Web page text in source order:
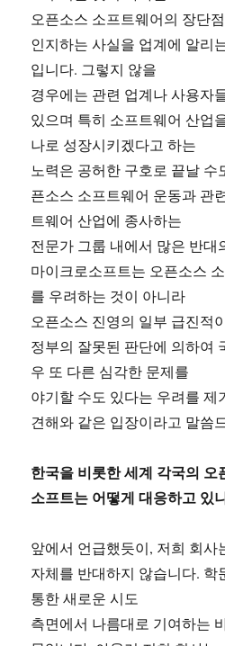
오픈소스 소프트웨어의 장단
인지하는 사실을 업계에 알리
입니다. 그렇지 않을
경우에는 관련 업계나 사용자
있으며 특히 소프트웨어 산업
나로 성장시키겠다고 하는
노력은 공허한 구호로 끝날 수
픈소스 소프트웨어 운동과 관
트웨어 산업에 종사하는
전문가 그룹 내에서 많은 반대
마이크로소프트는 오픈소스
를 우려하는 것이 아니라
오픈소스 진영의 일부 급진적
정부의 잘못된 판단에 의하여
우 또 다른 심각한 문제를
야기할 수도 있다는 우려를 제
견해와 같은 입장이라고 말씀
한국을 비롯한 세계 각국의
소프트는 어떻게 대응하고 있
앞에서 언급했듯이, 저희 회사
자체를 반대하지 않습니다. 학
통한 새로운 시도
측면에서 나름대로 기여하는